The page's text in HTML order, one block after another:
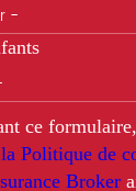
ce formulaire,
Politique de
Broker